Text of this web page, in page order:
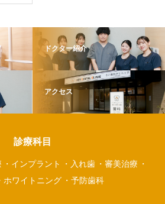
ドクター紹介
アクセス
診療科目
インプラント 入れ歯
審美治療
ホワイトニング 予防歯科